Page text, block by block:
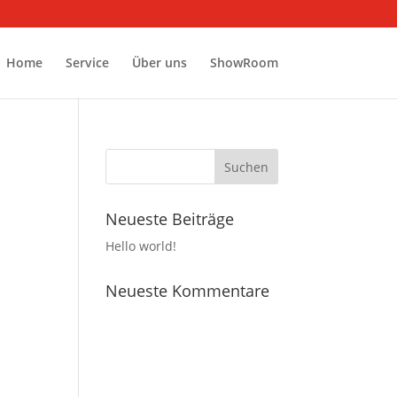
Home Service Über uns ShowRoom
Neueste Beiträge
Hello world!
Neueste Kommentare